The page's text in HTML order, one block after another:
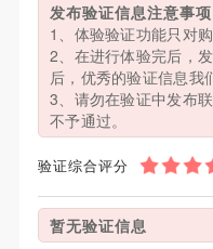
发布验证信息注意事项
1、体验验证功能只对
2、在进行体验完后，
后，优秀的验证信息我
3、请勿在验证中发布
不予通过。
验证综合评分
暂无验证信息